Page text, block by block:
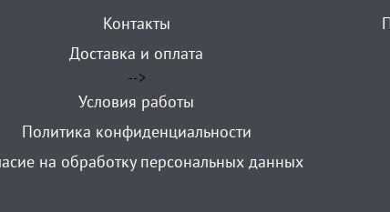
Контакты
Доставка и оплата
-->
Условия работы
Политика конфиденциальности
на обработку персональных данных